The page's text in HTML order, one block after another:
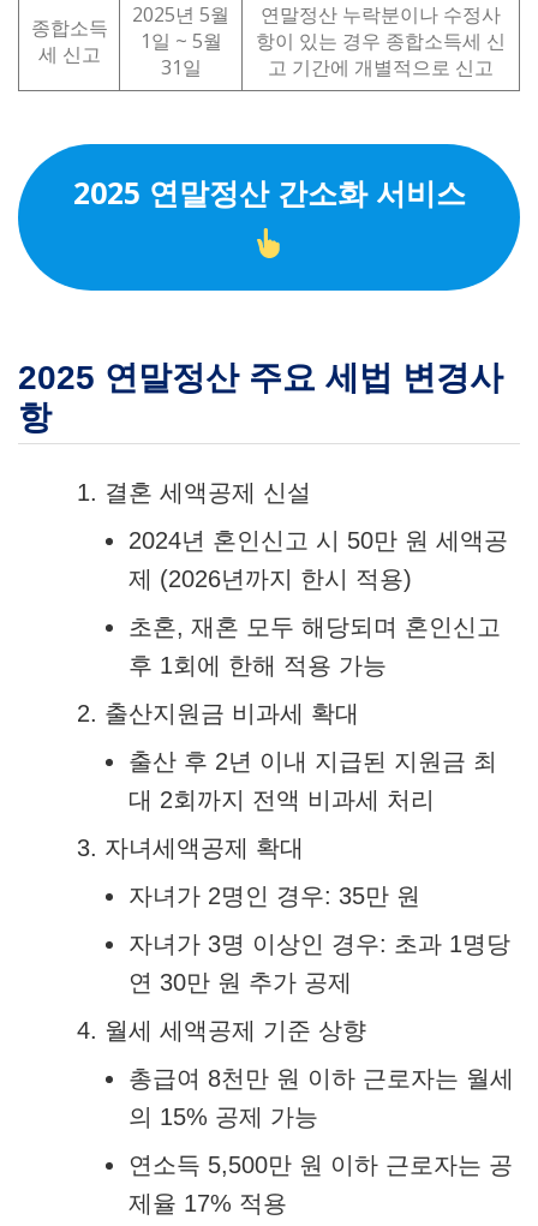
종합소득
세 신고
2025년 5월
1일 ~ 5월
31일
연말정산 누락분이나 수정사
항이 있는 경우 종합소득세 신
고 기간에 개별적으로 신고
2025 연말정산 간소화 서비스
2025 연말정산 주요 세법 변경사
항
결혼 세액공제 신설
2024년 혼인신고 시 50만 원 세액공
제 (2026년까지 한시 적용)
초혼, 재혼 모두 해당되며 혼인신고
후 1회에 한해 적용 가능
출산지원금 비과세 확대
출산 후 2년 이내 지급된 지원금 최
대 2회까지 전액 비과세 처리
자녀세액공제 확대
자녀가 2명인 경우: 35만 원
자녀가 3명 이상인 경우: 초과 1명당
연 30만 원 추가 공제
월세 세액공제 기준 상향
총급여 8천만 원 이하 근로자는 월세
의 15% 공제 가능
연소득 5,500만 원 이하 근로자는 공
제율 17% 적용